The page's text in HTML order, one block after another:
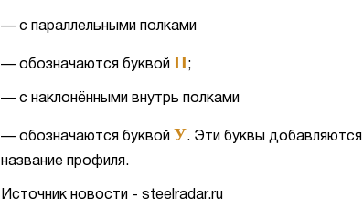
— с параллельными полками
— обозначаются буквой П;
— с наклонёнными внутрь полками
— обозначаются буквой У. Эти буквы
название профиля.
Источник новости - steelradar.ru